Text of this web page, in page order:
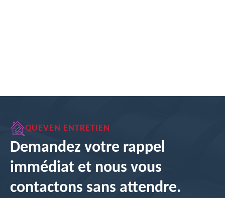
QUEVEN ENTRETIEN
Demandez votre rappel
immédiat et nous vous
contactons sans attendre.